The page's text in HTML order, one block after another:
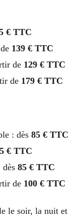
€ TTC
139 € TTC
de 129 € TTC
de 179 € TTC
: dès 85 € TTC
€ TTC
dès 85 € TTC
de 100 € TTC
le soir, la nuit et